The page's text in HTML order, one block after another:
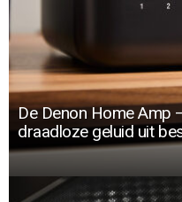
De Denon Home Amp
draadloze geluid uit